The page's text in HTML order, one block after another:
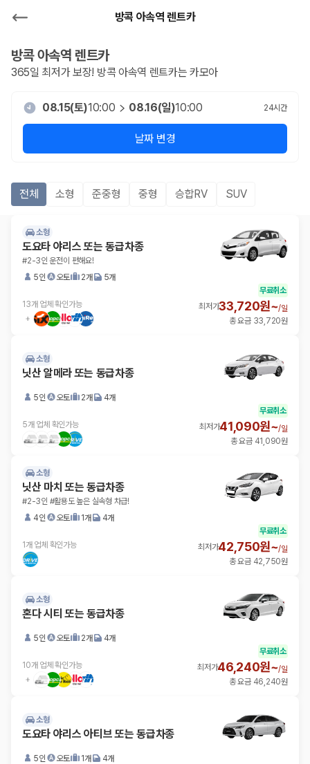
방콕 아속역 렌트카
방콕 아속역 렌트카
365일 최저가 보장! 방콕 아속역 렌트카는 카모아
08.15(토)10:00 08.16(일)10:00 24시간
날짜 변경
전체 소형 준중형 중형 승합RV SUV
소형
도요타 야리스 또는 동급차종
#2-3인 운전이 편해요!
5인
오토 2개 5개
13개 업체 확인가능
무료취소
최저가33,720원~/일
총 요금 33,720원
소형
닛산 알메라 또는 동급차종
5인 오토 2개 4개
5개 업체 확인가능
무료취소
최저가41,090원~/일
총 요금 41,090원
소형
닛산 마치 또는 동급차종
#2-3인 #활용도 높은 실속형 차급!
4인
오토 1개 4개
1개 업체 확인가능
무료취소
최저가42,750원~/일
총 요금 42,750원
소형
혼다 시티 또는 동급차종
5인 오토 2개 4개
10개 업체 확인가능
무료취소
최저가46,240원~/일
총 요금 46,240원
소형
도요타 야리스 아티브 또는 동급차종
5인 오토 1개 4개